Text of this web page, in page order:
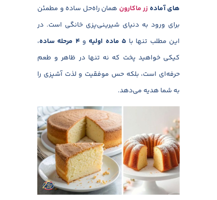
های آماده زر ماکارون همان راه‌حل ساده و مطمئن
برای ورود به دنیای شیرینی‌پزی خانگی است. در
این مطلب تنها با ۵ ماده اولیه و۴ مرحله ساده،
کیکی خواهید پخت که نه تنها در ظاهر و طعم
حرفه‌ای است، بلکه حس موفقیت و لذت آشپزی را
به شما هدیه می‌دهد.